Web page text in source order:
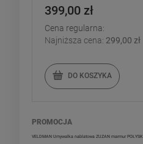
399,00 zł
Cena regularna:
Najniższa cena: 299,00 zł
DO KOSZYKA
VELDMAN Umywalka nablatowa ZUZAN marmur POŁYSK
PROMOCJA